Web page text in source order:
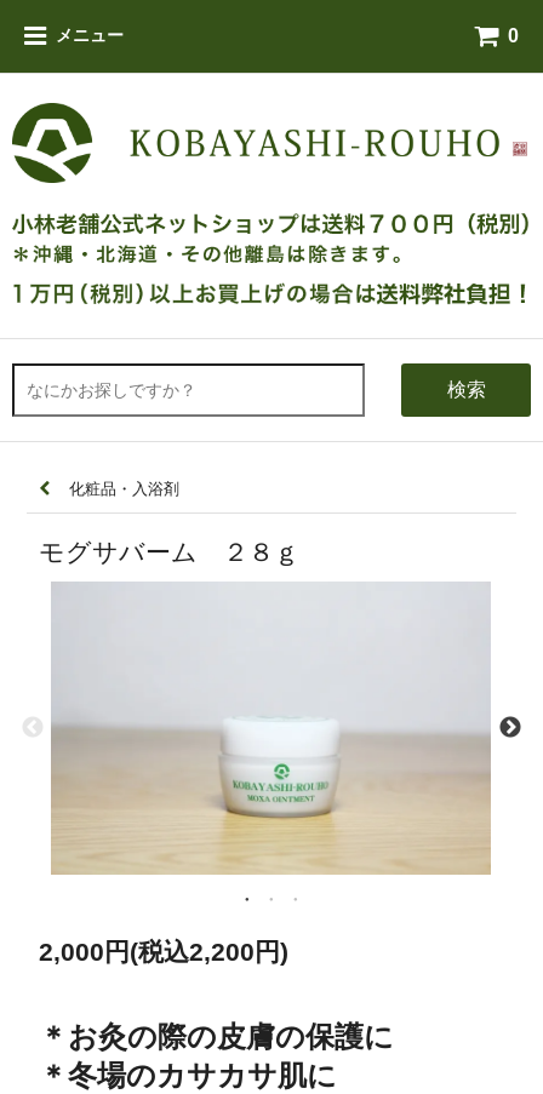
メニュー 0
検索
化粧品・入浴剤
モグサバーム ２８ｇ
2,000円(税込2,200円)
＊お灸の際の皮膚の保護に
＊冬場のカサカサ肌に